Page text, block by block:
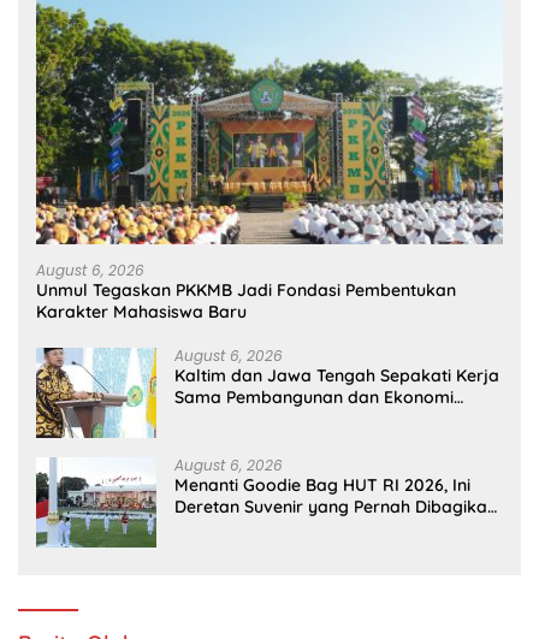
August 6, 2026
Unmul Tegaskan PKKMB Jadi Fondasi Pembentukan
Karakter Mahasiswa Baru
August 6, 2026
Kaltim dan Jawa Tengah Sepakati Kerja
Sama Pembangunan dan Ekonomi
August 6, 2026
Menanti Goodie Bag HUT RI 2026, Ini
Deretan Suvenir yang Pernah Dibagikan